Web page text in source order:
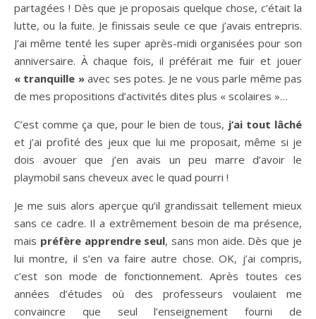
partagées ! Dès que je proposais quelque chose, c’était la
lutte, ou la fuite. Je finissais seule ce que j’avais entrepris.
J’ai même tenté les super après-midi organisées pour son
anniversaire. À chaque fois, il préférait me fuir et jouer
« tranquille »avec ses potes. Je ne vous parle même pas
de mes propositions d’activités dites plus « scolaires »…
C’est comme ça que, pour le bien de tous, j’ai tout lâché
et j’ai profité des jeux que lui me proposait, même si je
dois avouer que j’en avais un peu marre d’avoir le
playmobil sans cheveux avec le quad pourri !
Je me suis alors aperçue qu’il grandissait tellement mieux
sans ce cadre. Il a extrêmement besoin de ma présence,
mais préfère apprendre seul, sans mon aide. Dès que je
lui montre, il s’en va faire autre chose. OK, j’ai compris,
c’est son mode de fonctionnement. Après toutes ces
années d’études où des professeurs voulaient me
convaincre que seul l’enseignement fourni de